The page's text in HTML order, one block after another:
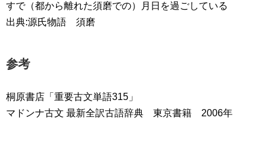
すで（都から離れた須磨での）月日を過ごしている
出典:源氏物語 須磨
参考
桐原書店「重要古文単語315」
マドンナ古文 最新全訳古語辞典 東京書籍 2006年